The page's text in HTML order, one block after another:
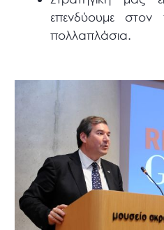
επενδύουμε στον
πολλαπλάσια.